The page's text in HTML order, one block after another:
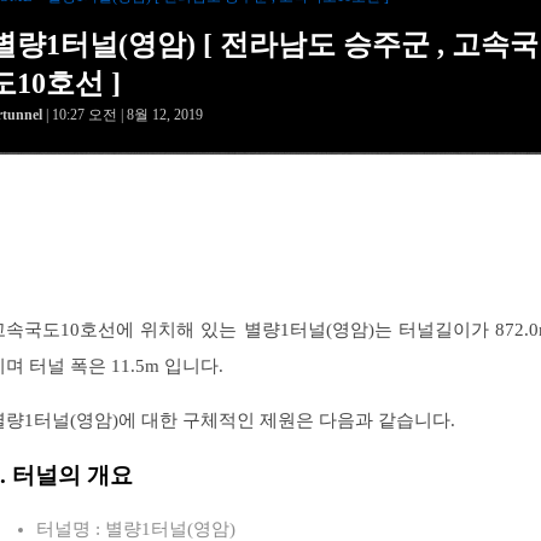
량1터널(영암) [ 전라남도 승주군 , 고속국
10호선 ]
| 10:27 오전 | 8월 12, 2019
속국도10호선에 위치해 있는 별량1터널(영암)는 터널길이가
며 터널 폭은 11.5m 입니다.
량1터널(영암)에 대한 구체적인 제원은 다음과 같습니다.
터널의 개요
터널명 : 별량1터널(영암)